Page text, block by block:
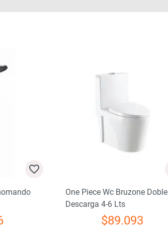
One Piece Wc Bruzone Doble
Descarga 4-6 Lts
$89.093